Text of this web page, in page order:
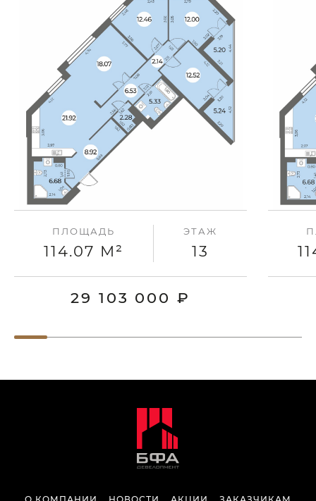
ПЛОЩАДЬ
114.07 М²
ЭТАЖ
13
29 103 000 ₽